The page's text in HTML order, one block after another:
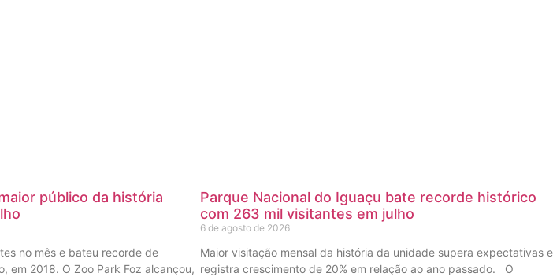
público da história
no mês e bateu recorde de
em 2018. O Zoo Park Foz alcançou,
Parque Nacional do Iguaçu bate recorde histórico
com 263 mil visitantes em julho
6 de agosto de 2026
Maior visitação mensal da história da unidade supera expectativas e
registra crescimento de 20% em relação ao ano passado. O